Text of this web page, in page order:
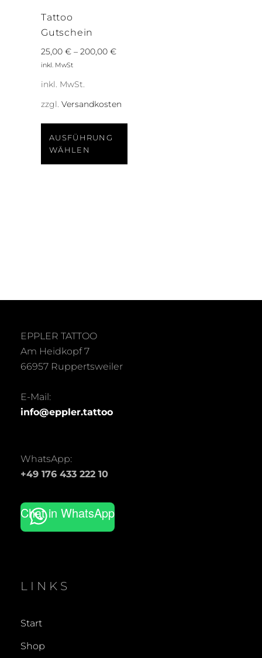
Tattoo
Gutschein
25,00 € – 200,00 €
inkl. MwSt
inkl. MwSt.
zzgl. Versandkosten
AUSFÜHRUNG
WÄHLEN
Dieses
mehrere
EPPLER TATTOO
Am Heidkopf 7
66957 Ruppertsweiler
E-Mail:
info@eppler.tattoo
WhatsApp:
+49 176 433 222 10
Chat in WhatsApp
LINKS
Start
Shop